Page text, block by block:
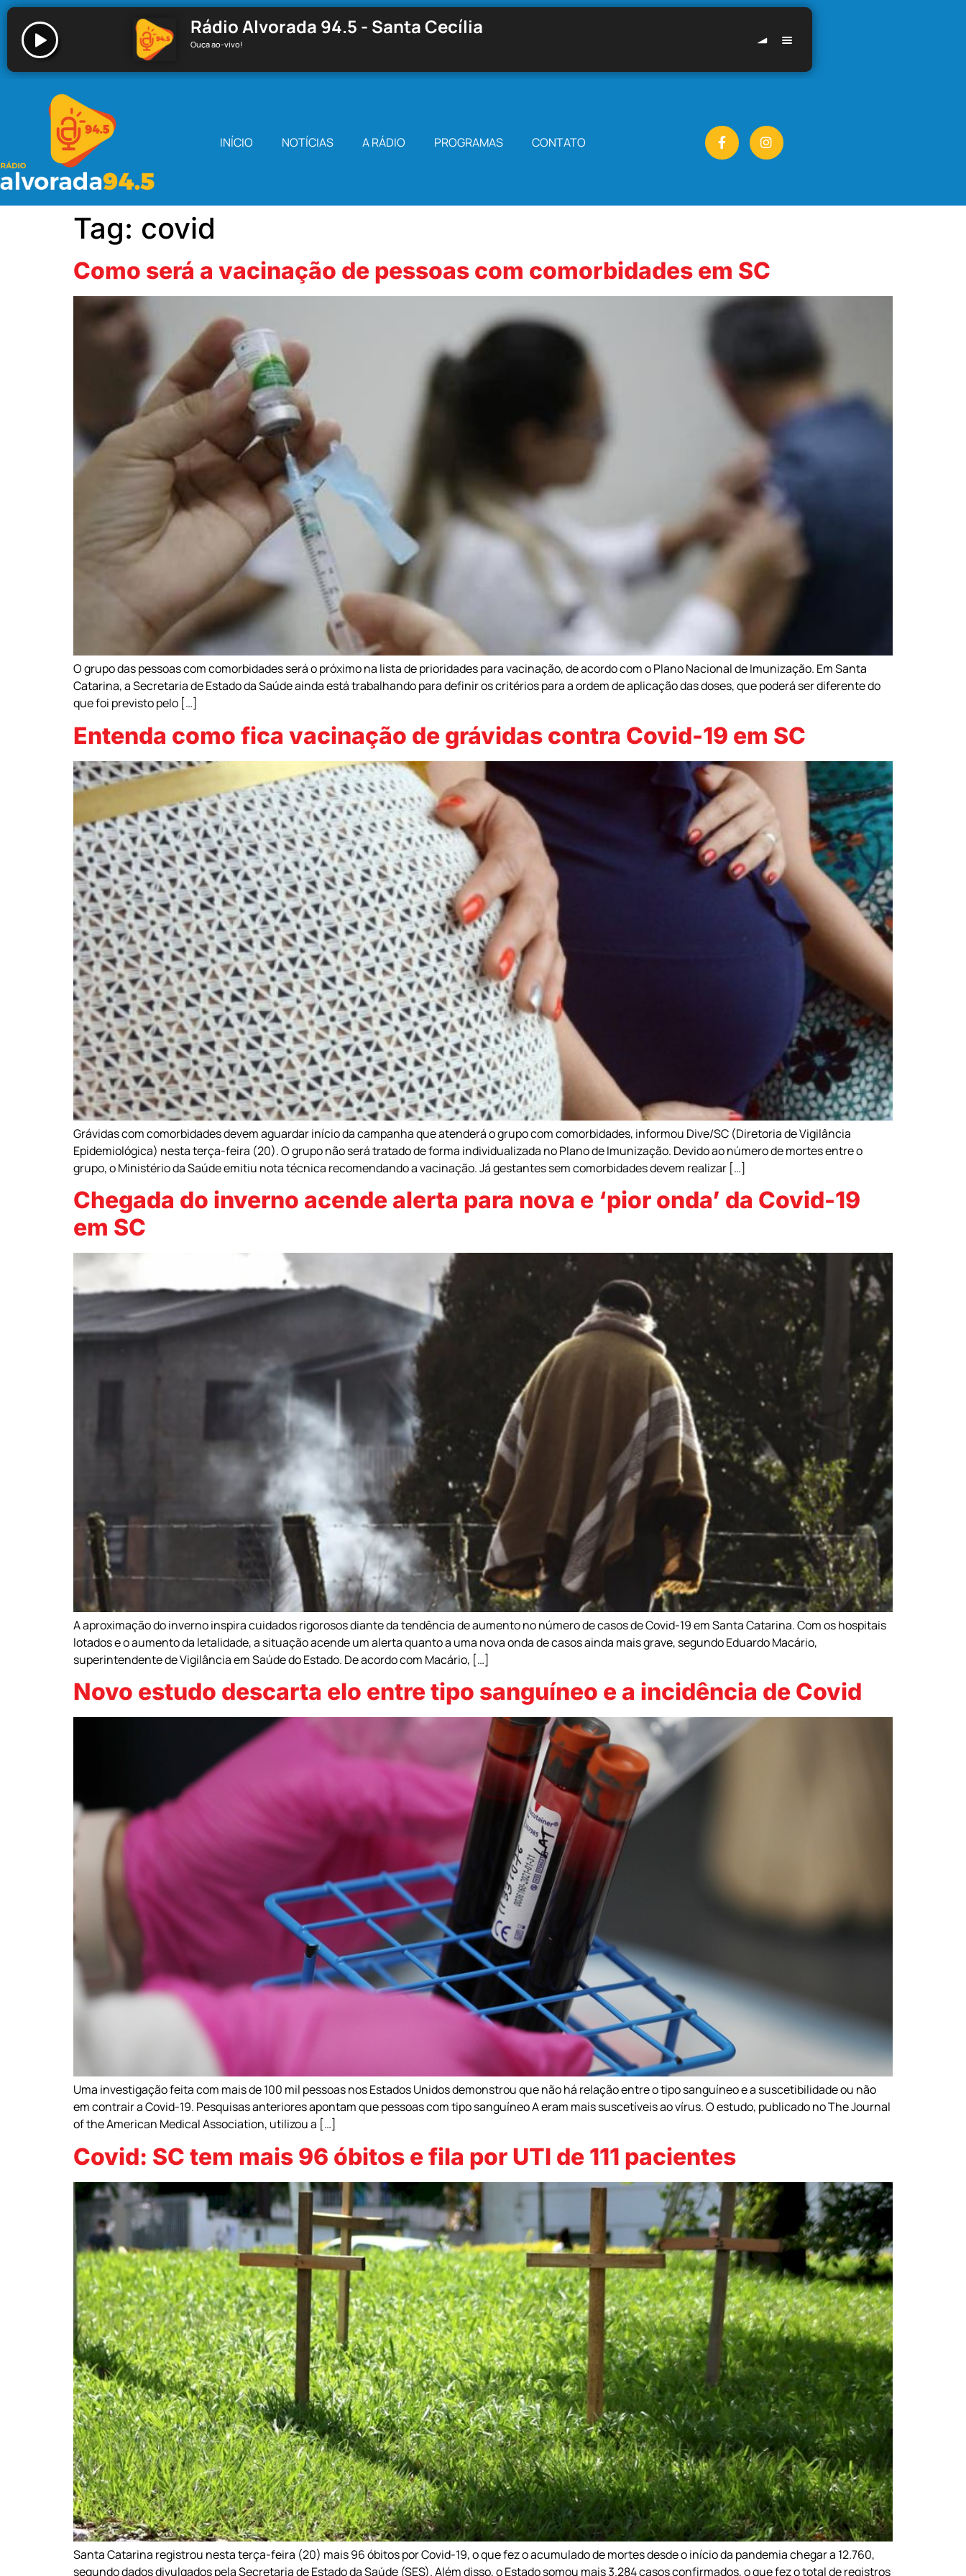
Rádio Alvorada 94.5 - Santa Cecília
Ouça ao-vivo!
Rádio Alvorada 94.5 - Santa Cecília
INÍCIO NOTÍCIAS A RÁDIO PROGRAMAS CONTATO
Tag: covid
Como será a vacinação de pessoas com comorbidades em SC
O grupo das pessoas com comorbidades será o próximo na lista de prioridades para vacinação, de acordo com o Plano Nacional de Imunização. Em Santa
Catarina, a Secretaria de Estado da Saúde ainda está trabalhando para definir os critérios para a ordem de aplicação das doses, que poderá ser diferente do
que foi previsto pelo […]
Entenda como fica vacinação de grávidas contra Covid-19 em SC
Grávidas com comorbidades devem aguardar início da campanha que atenderá o grupo com comorbidades, informou Dive/SC (Diretoria de Vigilância
Epidemiológica) nesta terça-feira (20). O grupo não será tratado de forma individualizada no Plano de Imunização. Devido ao número de mortes entre o
grupo, o Ministério da Saúde emitiu nota técnica recomendando a vacinação. Já gestantes sem comorbidades devem realizar […]
Chegada do inverno acende alerta para nova e ‘pior onda’ da Covid-19
em SC
A aproximação do inverno inspira cuidados rigorosos diante da tendência de aumento no número de casos de Covid-19 em Santa Catarina. Com os hospitais
lotados e o aumento da letalidade, a situação acende um alerta quanto a uma nova onda de casos ainda mais grave, segundo Eduardo Macário,
superintendente de Vigilância em Saúde do Estado. De acordo com Macário, […]
Novo estudo descarta elo entre tipo sanguíneo e a incidência de Covid
Uma investigação feita com mais de 100 mil pessoas nos Estados Unidos demonstrou que não há relação entre o tipo sanguíneo e a suscetibilidade ou não
em contrair a Covid-19. Pesquisas anteriores apontam que pessoas com tipo sanguíneo A eram mais suscetíveis ao vírus. O estudo, publicado no The Journal
of the American Medical Association, utilizou a […]
Covid: SC tem mais 96 óbitos e fila por UTI de 111 pacientes
Santa Catarina registrou nesta terça-feira (20) mais 96 óbitos por Covid-19, o que fez o acumulado de mortes desde o início da pandemia chegar a 12.760,
segundo dados divulgados pela Secretaria de Estado da Saúde (SES). Além disso, o Estado somou mais 3.284 casos confirmados, o que fez o total de registros